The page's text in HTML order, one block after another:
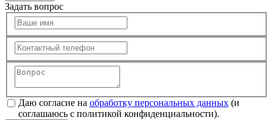
Задать вопрос
Даю согласие на обработку персональных данных(и
соглашаюсь с политикой конфиденциальности).